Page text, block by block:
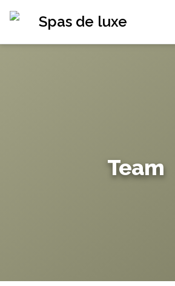
Spas de luxe
Team